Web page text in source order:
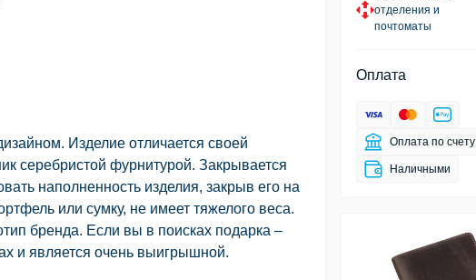
отделения и
почтоматы
Оплата
Оплата по счету
Наличными
Изделие отличается своей
серебристой фурнитурой. Закрывается
наполненность изделия, закрыв его на
или сумку, не имеет тяжелого веса.
бренда. Если вы в поисках подарка –
и является очень выигрышной.